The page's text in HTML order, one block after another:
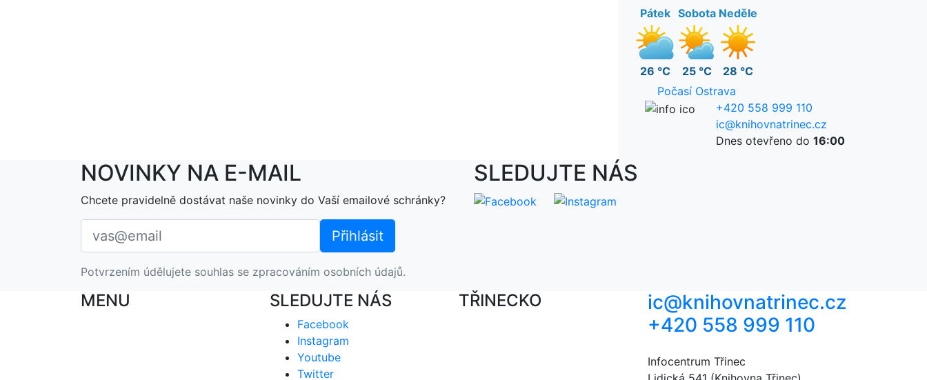
Pátek
26 °C
Sobota
25 °C
Neděle
28 °C
Počasí Ostrava
+420 558 999 110
ic@knihovnatrinec.cz
Dnes otevřeno do 16:00
NOVINKY NA E-MAIL
Chcete pravidelně dostávat naše novinky do Vaší emailové schránky?
Potvrzením údělujete souhlas se zpracováním osobních údajů.
SLEDUJTE NÁS
MENU SLEDUJTE NÁS
Facebook
Instagram
Youtube
Twitter
TŘINECKO
ic@knihovnatrinec.cz
+420 558 999 110
Infocentrum Třinec